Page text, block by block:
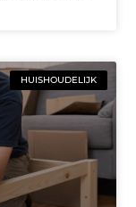
HUISHOUDELIJK